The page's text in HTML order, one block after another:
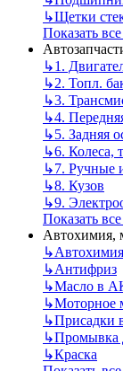
↳Щетки
Показать
↳1.
↳2. Топл.
↳3.
↳4.
↳5. Задняя
↳6. Колеса,
↳7. Ручные
↳8. Кузов
↳9.
Показать
Автохимия,
↳Автохимия
↳Антифриз
↳Масло в
↳Моторное
↳Присадки
↳Промывка
↳Краска